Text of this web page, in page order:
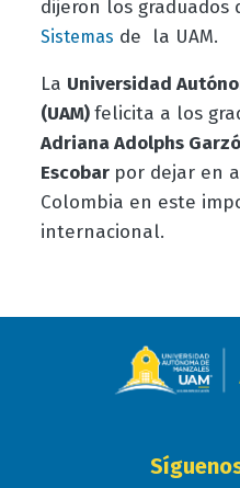
dijeron los graduados
Sistemas de la UAM.
La Universidad
(UAM)felicita a los
Adriana Adolphs
Escobar por dejar en
Colombia en este
internacional.